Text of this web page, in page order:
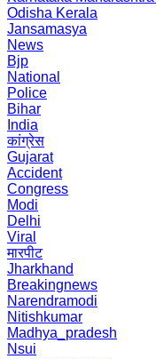
Odisha Kerala
Jansamasya
News
Bjp
National
Police
Bihar
India
कांग्रेस
Gujarat
Accident
Congress
Modi
Delhi
Viral
मारपीट
Jharkhand
Breakingnews
Narendramodi
Nitishkumar
Madhya_pradesh
Nsui